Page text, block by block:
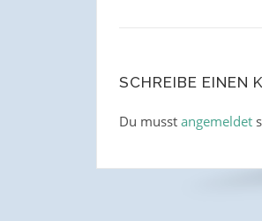
SCHREIBE EINEN
Du musst angemeldet